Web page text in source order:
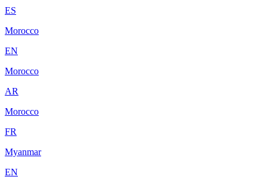
ES
Morocco
EN
Morocco
AR
Morocco
FR
Myanmar
EN